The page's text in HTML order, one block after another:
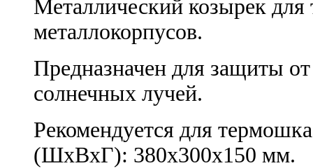
Металлический козырек
металлокорпусов.
Предназначен для защиты
солнечных лучей.
Рекомендуется для
(ШхВхГ): 380х300х150 мм.